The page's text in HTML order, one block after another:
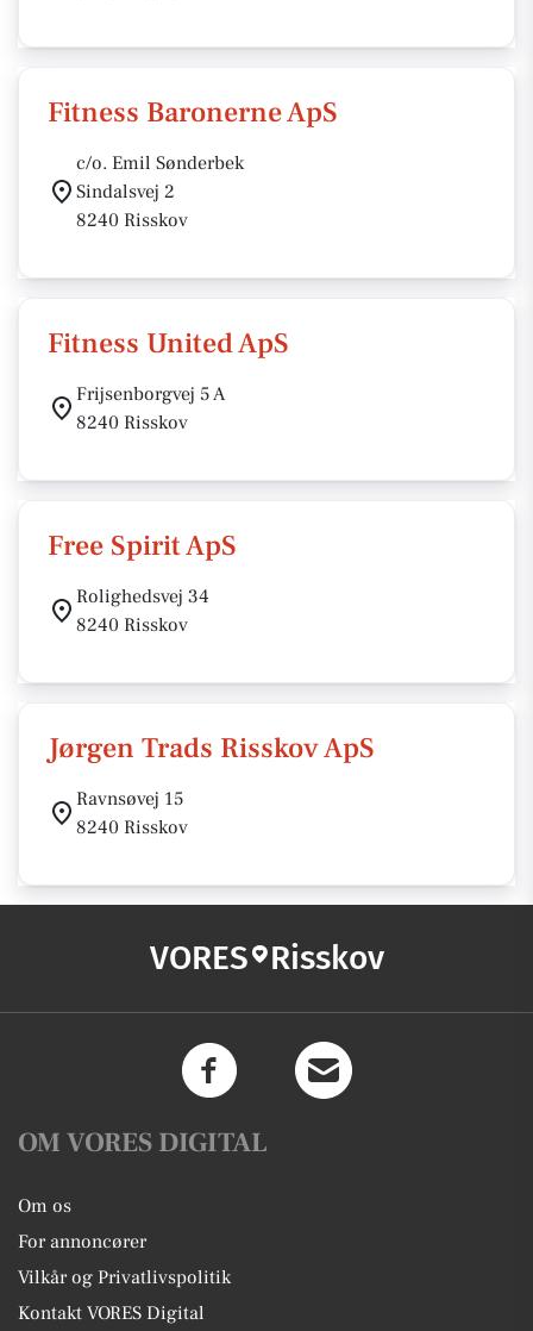
Fitness Baronerne ApS
c/o. Emil Sønderbek
Sindalsvej 2
8240 Risskov
Fitness United ApS
Frijsenborgvej 5 A
8240 Risskov
Free Spirit ApS
Rolighedsvej 34
8240 Risskov
Jørgen Trads Risskov ApS
Ravnsøvej 15
8240 Risskov
VORES Risskov
OM VORES DIGITAL
Om os
For annoncører
Vilkår og Privatlivspolitik
Kontakt VORES Digital